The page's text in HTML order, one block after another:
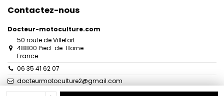
Contactez-nous
Docteur-motoculture.com
50 route de Villefort
48800 Pied-de-Borne
France
06 35 41 62 07
docteurmotoculture2@gmail.com